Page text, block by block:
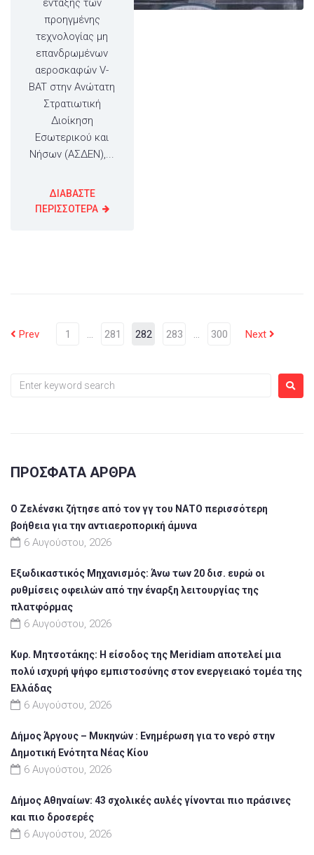
ένταξης των
προηγμένης
τεχνολογίας μη
επανδρωμένων
αεροσκαφών V-
BAT στην Ανώτατη
Στρατιωτική
Διοίκηση
Εσωτερικού και
Νήσων (ΑΣΔΕΝ),...
ΔΙΑΒΑΣΤΕ
ΠΕΡΙΣΣΟΤΕΡΑ
Prev 1 … 281 282 283 … 300 Next
ΠΡΌΣΦΑΤΑ ΆΡΘΡΑ
Ο Ζελένσκι ζήτησε από τον γγ του ΝΑΤΟ περισσότερη
βοήθεια για την αντιαεροπορική άμυνα
6 Αυγούστου, 2026
Εξωδικαστικός Μηχανισμός: Άνω των 20 δισ. ευρώ οι
ρυθμίσεις οφειλών από την έναρξη λειτουργίας της
πλατφόρμας
6 Αυγούστου, 2026
Κυρ. Μητσοτάκης: Η είσοδος της Meridiam αποτελεί μια
πολύ ισχυρή ψήφο εμπιστοσύνης στον ενεργειακό τομέα της
Ελλάδας
6 Αυγούστου, 2026
Δήμος Άργους – Μυκηνών : Ενημέρωση για το νερό στην
Δημοτική Ενότητα Νέας Κίου
6 Αυγούστου, 2026
Δήμος Αθηναίων: 43 σχολικές αυλές γίνονται πιο πράσινες
και πιο δροσερές
6 Αυγούστου, 2026